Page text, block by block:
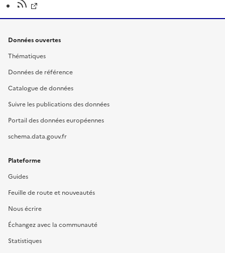
Données ouvertes
Thématiques
Données de référence
Catalogue de données
Suivre les publications des données
Portail des données européennes
schema.data.gouv.fr
Plateforme
Guides
Feuille de route et nouveautés
Nous écrire
Échangez avec la communauté
Statistiques